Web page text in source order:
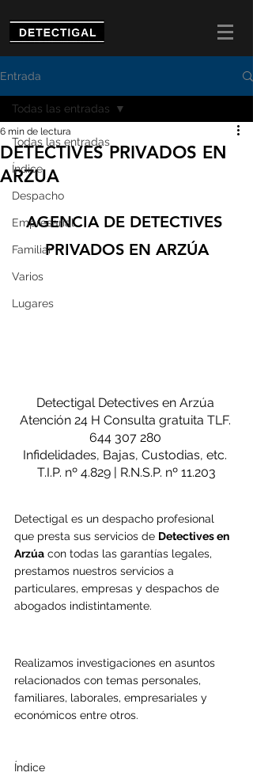
Entrada
Todas las entradas
Índice
Despacho
Empresarial
Familiar
Varios
Lugares
Todas las entradas
DETECTIVES PRIVADOS EN
ARZUA
6 min de lectura
AGENCIA DE DETECTIVES
PRIVADOS EN ARZÚA
Detectigal Detectives en Arzúa
Atención 24 H Consulta gratuita TLF.
644 307 280
Infidelidades, Bajas, Custodias, etc.
T.I.P. nº 4.829 | R.N.S.P. nº 11.203
Detectigal es un despacho profesional
que presta sus servicios de Detectives en
Arzúa con todas las garantías legales,
prestamos nuestros servicios a
particulares, empresas y despachos de
abogados indistintamente.
Realizamos investigaciones en asuntos
relacionados con temas personales,
familiares, laborales, empresariales y
económicos entre otros.
Índice